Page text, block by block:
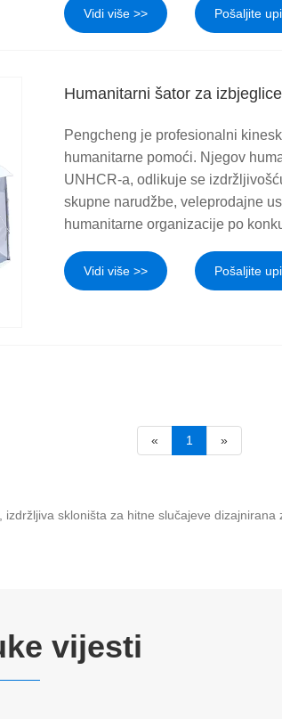
Vidi više >> Pošaljite
Humanitarni šator za izbjeglice
Pengcheng je profesionalni
humanitarne pomoći. Njegov
UNHCR-a, odlikuje se
skupne narudžbe, veleprodajne
humanitarne organizacije po
Vidi više >> Pošaljite
« 1 »
skloništa za hitne slučajeve
vijesti